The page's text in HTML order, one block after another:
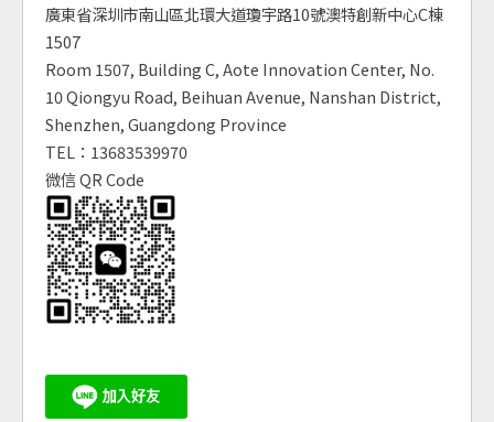
廣東省深圳市南山區北環大道瓊宇路10號澳特創新中心C棟
1507
Room 1507, Building C, Aote Innovation Center, No.
10 Qiongyu Road, Beihuan Avenue, Nanshan District,
Shenzhen, Guangdong Province
TEL：13683539970
微信 QR Code